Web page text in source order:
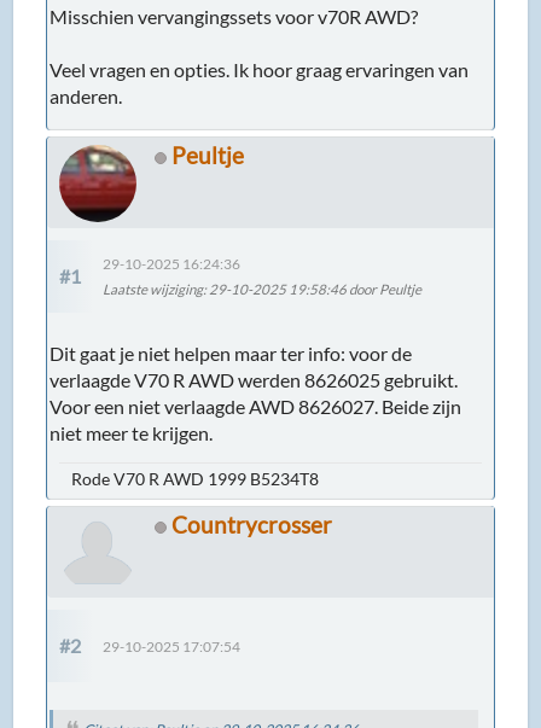
Misschien vervangingssets voor v70R AWD?
Veel vragen en opties. Ik hoor graag ervaringen van
anderen.
Peultje
#1
29-10-2025 16:24:36
Laatste wijziging: 29-10-2025 19:58:46 door Peultje
Dit gaat je niet helpen maar ter info: voor de
verlaagde V70 R AWD werden 8626025 gebruikt.
Voor een niet verlaagde AWD 8626027. Beide zijn
niet meer te krijgen.
Rode V70 R AWD 1999 B5234T8
Countrycrosser
#2 29-10-2025 17:07:54